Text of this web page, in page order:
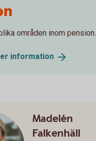
områden inom pension.
information
Madelén
Falkenhäll